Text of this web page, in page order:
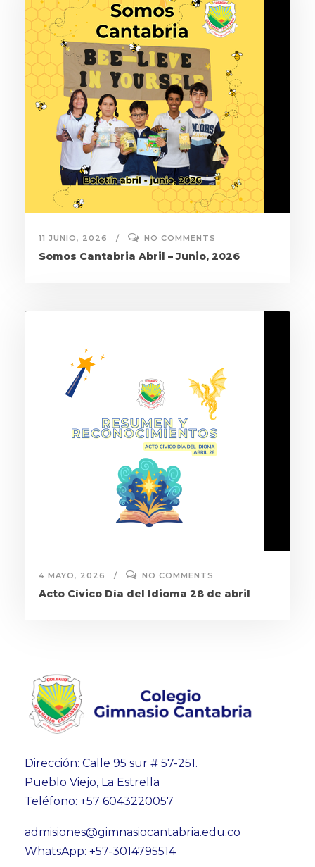
11 JUNIO, 2026 NO COMMENTS
Somos Cantabria Abril – Junio, 2026
4 MAYO, 2026 NO COMMENTS
Acto Cívico Día del Idioma 28 de abril
Dirección: Calle 95 sur # 57-251.
Pueblo Viejo, La Estrella
Teléfono: +57 6043220057
admisiones@gimnasiocantabria.edu.co
WhatsApp: +57-3014795514